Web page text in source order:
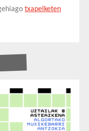
txapelketen